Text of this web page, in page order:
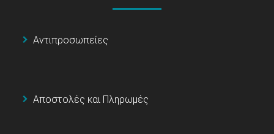
Αντιπροσωπείες
Αποστολές και Πληρωμές